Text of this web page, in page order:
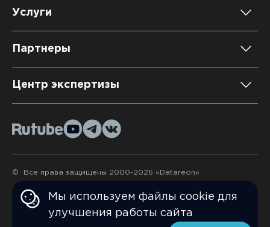
Клиенты и проекты
Новости
Услуги
Образовательный марафон: ваш рывок к новым
Учебные курсы DATAREON
Сертификация
Партнеры
Партнерство с DATAREON
Центр экспертизы
Книги DATAREON
Вебинары
© Все права защищены 2000-2026 «Datareon»
Политика конфидециальности
Политика обработки персональных данных
Мы используем файлы cookie для
улучшения работы сайта